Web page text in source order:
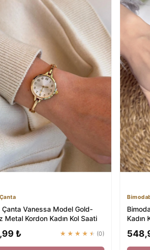
Vanessa Model Gold-
Metal Kordon Kadın Kol Saati
₺ ★★★★★ (0)
Kadın